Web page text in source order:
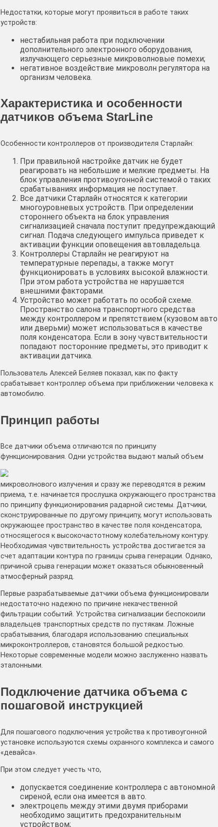
Недостатки, которые могут проявиться в работе таких
устройств:
нестабильная работа при подключении
дополнительного электронного оборудования,
излучающего серьезные микроволновые помехи;
негативное воздействие микроволн регулятора на
организм человека.
Характеристика и особенности
датчиков объема StarLine
Особенности контроллеров от производителя Старлайн:
При правильной настройке датчик не будет
реагировать на небольшие и мелкие предметы. На
блок управления противоугонной системой о таких
срабатываниях информация не поступает.
Все датчики Старлайн относятся к категории
многоуровневых устройств. При определении
стороннего объекта на блок управления
сигнализацией сначала поступит предупреждающий
сигнал. Подача следующего импульса приведет к
активации функции оповещения автовладельца.
Контроллеры Старлайн не реагируют на
температурные перепады, а также могут
функционировать в условиях высокой влажности.
При этом работа устройства не нарушается
внешними факторами.
Устройство может работать по особой схеме.
Пространство салона транспортного средства
между контроллером и препятствием (кузовом авто
или дверьми) может использоваться в качестве
поля конденсатора. Если в зону чувствительности
попадают посторонние предметы, это приводит к
активации датчика.
Пользователь Алексей Беляев показал, как по факту
срабатывает контроллер объема при приближении человека к
автомобилю.
Принцип работы
Все датчики объема отличаются по принципу
функционирования. Одни устройства выдают малый объем
микроволнового излучения и сразу же переводятся в режим
приема, т.е. начинается прослушка окружающего пространства
по принципу функционирования радарной системы. Датчики,
сконструированные по другому принципу, могут использовать
окружающее пространство в качестве поля конденсатора,
относящегося к высокочастотному колебательному контуру.
Необходимая чувствительность устройства достигается за
счет адаптации контура по границы срыва генерации. Однако,
причиной срыва генерации может оказаться обыкновенный
атмосферный разряд.
Первые разрабатываемые датчики объема функционировали
недостаточно надежно по причине некачественной
фильтрации событий. Устройства сигнализации беспокоили
владельцев транспортных средств по пустякам. Ложные
срабатывания, благодаря использованию специальных
микроконтроллеров, становятся большой редкостью.
Некоторые современные модели можно заслуженно назвать
эталонными.
Подключение датчика объема с
пошаговой инструкцией
Для пошагового подключения устройства к противоугонной
установке используются схемы охранного комплекса и самого
«девайса».
При этом следует учесть что,
допускается соединение контроллера с автономной
сиреной, если она имеется в авто.
электроцепь между этими двумя приборами
необходимо защитить предохранительным
устройством;